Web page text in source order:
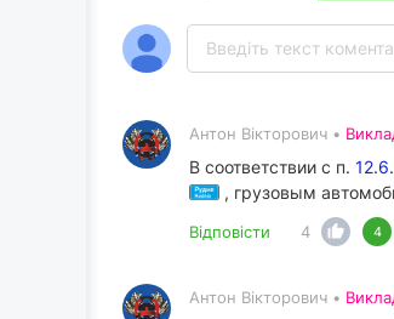
Антон Вікторович •
В соответствии с п.
, грузовым
Відповісти 4 4
Антон Вікторович •